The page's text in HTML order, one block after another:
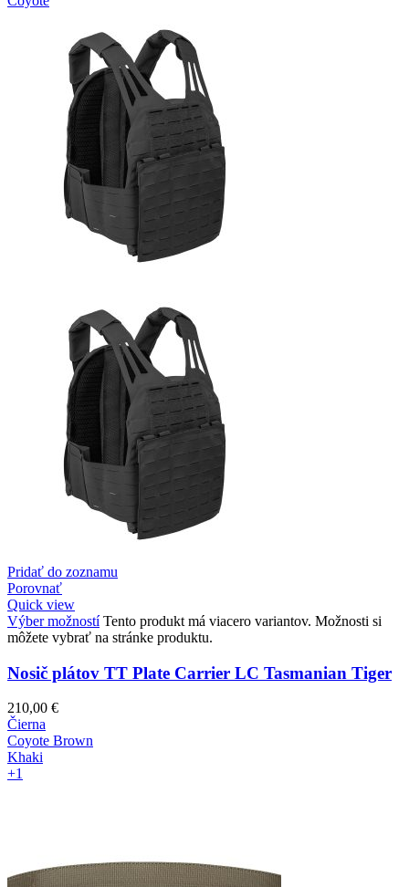
Pridať do zoznamu
Porovnať
Quick view
Výber možností Tento produkt má viacero variantov. Možnosti si
môžete vybrať na stránke produktu.
Nosič plátov TT Plate Carrier LC Tasmanian Tiger
210,00 €
Čierna
Coyote Brown
Khaki
+1